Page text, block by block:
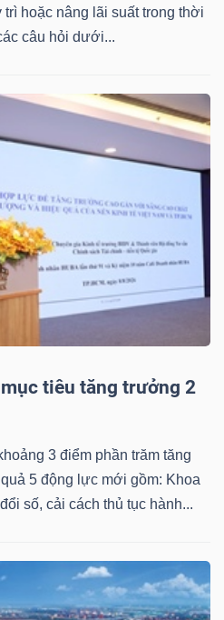
hoặc nâng lãi suất trong thời
câu hỏi dưới...
tiêu tăng trưởng 2
3 điểm phần trăm tăng
5 động lực mới gồm: Khoa
số, cải cách thủ tục hành...